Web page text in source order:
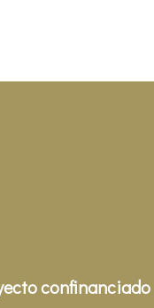
confinanciado